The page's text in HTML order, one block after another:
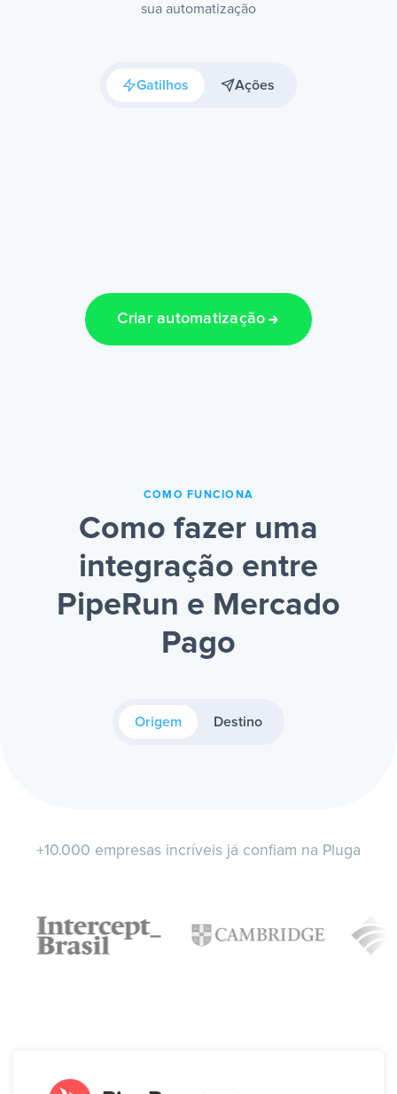
sua automatização
Gatilhos Ações
Criar automatização
COMO FUNCIONA
Como fazer uma
integração entre
PipeRun e Mercado
Pago
Origem Destino
+10.000 empresas incríveis já confiam na Pluga